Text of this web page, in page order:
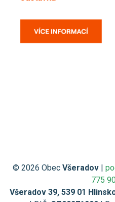
© 2026 Obec Všeradov|
775
Všeradov 39, 539 01